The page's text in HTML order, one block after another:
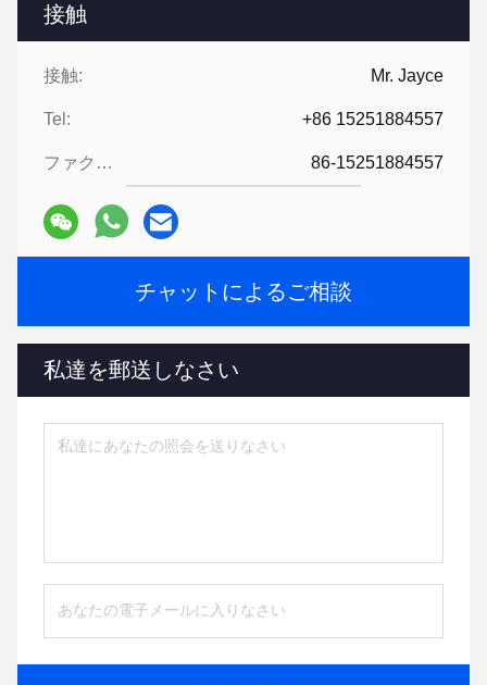
接触
接触: Mr. Jayce
Tel: +86 15251884557
ファクシミリ: 86-15251884557
チャットによるご相談
私達を郵送しなさい